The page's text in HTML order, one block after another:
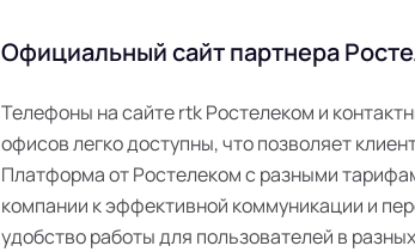
Официальный сайт партнера
Телефоны на сайте rtk Ростелеком и
офисов легко доступны, что позволяет
Платформа от Ростелеком с разными
компании к эффективной коммуникации и
удобство работы для пользователей в